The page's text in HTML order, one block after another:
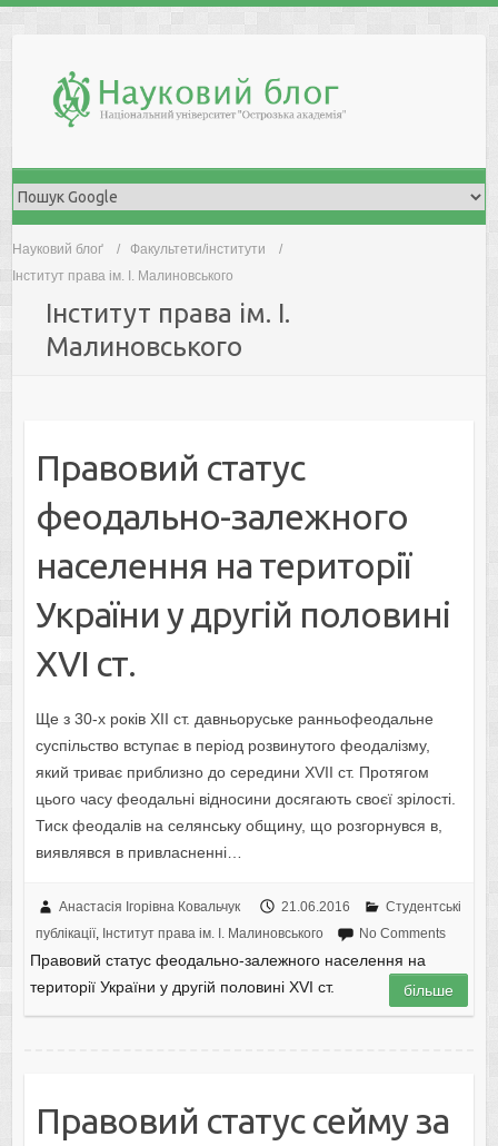
Науковий блоґ
Факультети/інститути
Інститут права ім. І. Малиновського
Інститут права ім. І.
Малиновського
Правовий статус
феодально-залежного
населення на території
України у другій половині
XVI ст.
Ще з 30-х років XII ст. давньоруське ранньофеодальне
суспільство вступає в період розвинутого феодалізму,
який триває приблизно до середини XVII ст. Протягом
цього часу феодальні відносини досягають своєї зрілості.
Тиск феодалів на селянську общину, що розгорнувся в,
виявлявся в привласненні…
Анастасія Ігорівна Ковальчук 21.06.2016
Студентські
публікації, Інститут права ім. І. Малиновського No Comments
Правовий статус феодально-залежного населення на
території України у другій половині XVI ст.
більше
Правовий статус сейму за